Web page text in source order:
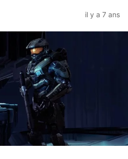
il y a 7 ans